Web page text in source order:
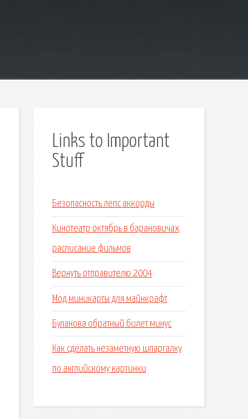
Links to Important
Stuff
Безопасность лепс аккорды
Кинотеатр октябрь в барановичах
расписание фильмов
Вернуть отправителю 2004
Мод миникарты для майнкрафт
Буланова обратный билет минус
Как сделать незаметную шпаргалку
по английскому картинки